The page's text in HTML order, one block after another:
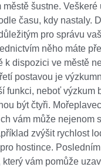
šustne. Veškeré
času, kdy nastaly.
pro správu
něho máte
k dispozici ve městě
postavou je
funkci, neboť výzkum
být čtyři.
vám může nejenom
zvýšit rychlost
hostince.
vám pomůže